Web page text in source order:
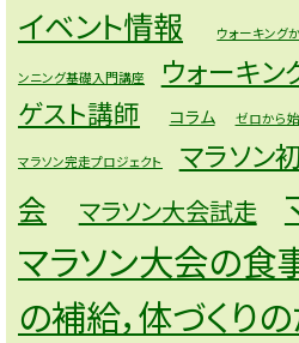
イベント情報
ウォーキング
ンニング基礎入門講座 ウォーキン
ゲスト講師 コラム ゼロから
マラソン完走プロジェクト マラソン
会
マラソン大会試走
マラソン大会の食
の補給，体づくり